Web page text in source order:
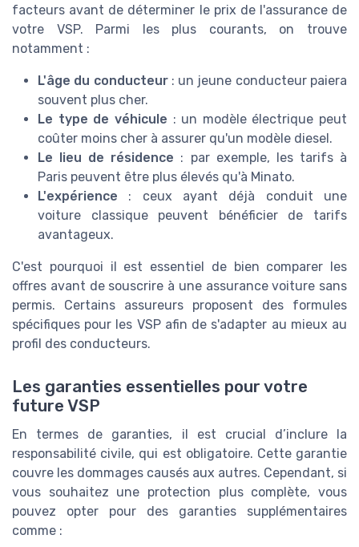
facteurs avant de déterminer le prix de l'assurance de
votre VSP. Parmi les plus courants, on trouve
notamment :
L'âge du conducteur: un jeune conducteur paiera
souvent plus cher.
Le type de véhicule : un modèle électrique peut
coûter moins cher à assurer qu'un modèle diesel.
Le lieu de résidence : par exemple, les tarifs à
Paris peuvent être plus élevés qu'à Minato.
L'expérience : ceux ayant déjà conduit une
voiture classique peuvent bénéficier de tarifs
avantageux.
C'est pourquoi il est essentiel de bien comparer les
offres avant de souscrire à une assurance voiture sans
permis. Certains assureurs proposent des formules
spécifiques pour les VSP afin de s'adapter au mieux au
profil des conducteurs.
Les garanties essentielles pour votre
future VSP
En termes de garanties, il est crucial d’inclure la
responsabilité civile, qui est obligatoire. Cette garantie
couvre les dommages causés aux autres. Cependant, si
vous souhaitez une protection plus complète, vous
pouvez opter pour des garanties supplémentaires
comme :